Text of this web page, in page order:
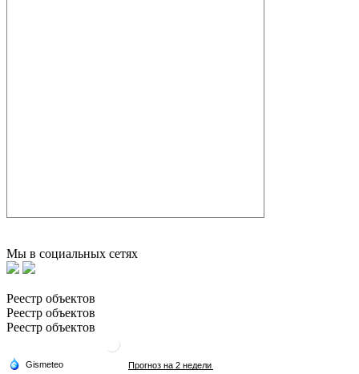
Мы в социальных сетях
Реестр объектов
Реестр объектов
Реестр объектов